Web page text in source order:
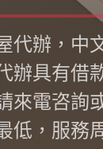
代辦，中
辦具有借
來電咨詢
低，服務